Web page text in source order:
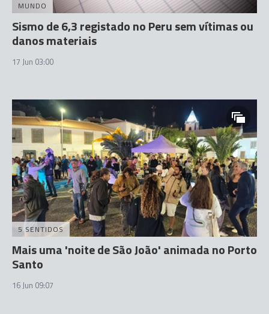
MUNDO
Sismo de 6,3 registado no Peru sem vítimas ou
danos materiais
17 Jun 03:00
5 SENTIDOS
Mais uma 'noite de São João' animada no Porto
Santo
16 Jun 09:07